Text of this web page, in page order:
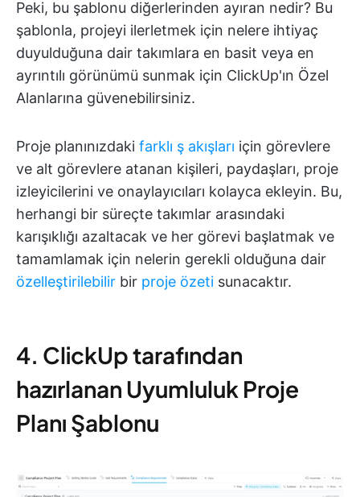
Peki, bu şablonu diğerlerinden ayıran nedir? Bu
şablonla, projeyi ilerletmek için nelere ihtiyaç
duyulduğuna dair takımlara en basit veya en
ayrıntılı görünümü sunmak için ClickUp'ın Özel
Alanlarına güvenebilirsiniz.
Proje planınızdaki farklı ş akışları için görevlere
ve alt görevlere atanan kişileri, paydaşları, proje
izleyicilerini ve onaylayıcıları kolayca ekleyin. Bu,
herhangi bir süreçte takımlar arasındaki
karışıklığı azaltacak ve her görevi başlatmak ve
tamamlamak için nelerin gerekli olduğuna dair
özelleştirilebilir bir proje özeti sunacaktır.
4. ClickUp tarafından
hazırlanan Uyumluluk Proje
Planı Şablonu